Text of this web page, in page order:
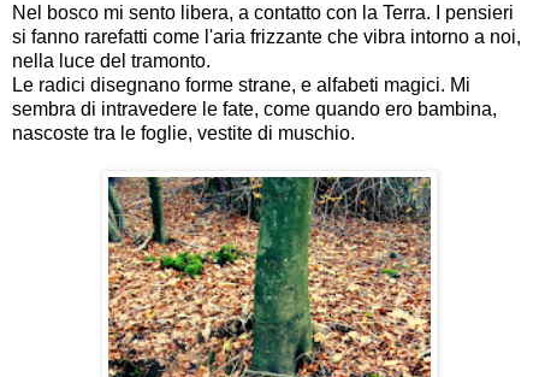
Nel bosco mi sento libera, a contatto con la Terra. I pensieri
si fanno rarefatti come l'aria frizzante che vibra intorno a noi,
nella luce del tramonto.
Le radici disegnano forme strane, e alfabeti magici. Mi
sembra di intravedere le fate, come quando ero bambina,
nascoste tra le foglie, vestite di muschio.